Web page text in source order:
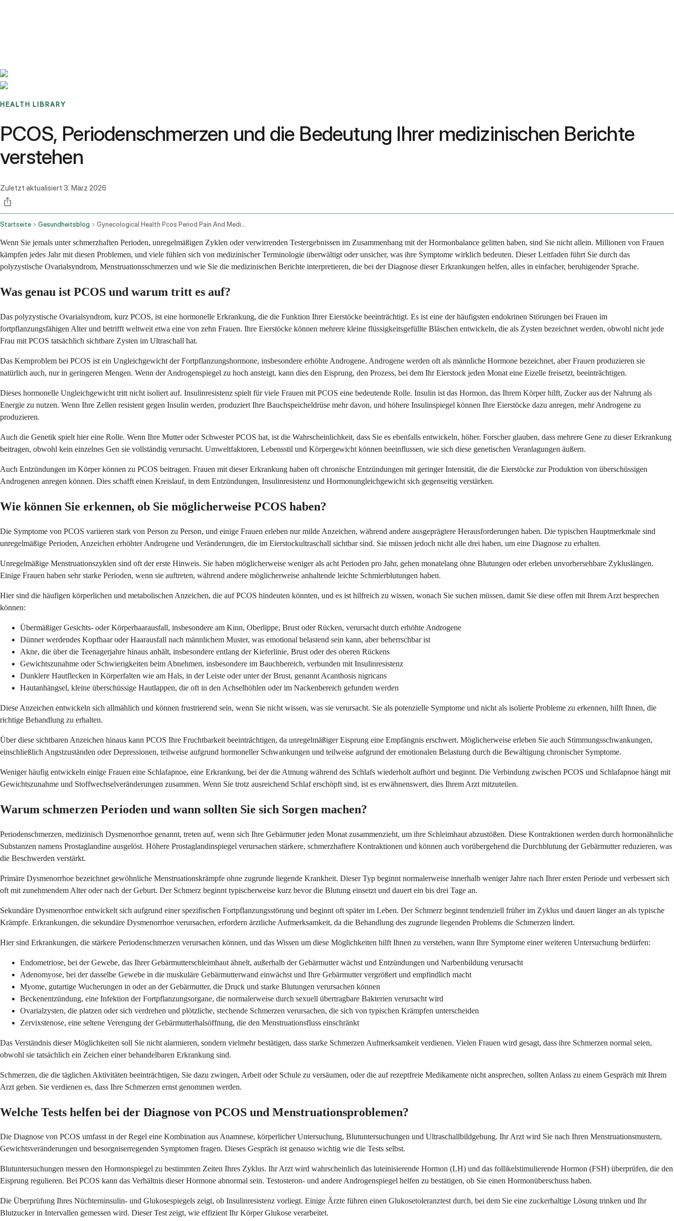
HEALTH LIBRARY
PCOS, Periodenschmerzen und die Bedeutung Ihrer medizinischen Berichte
verstehen
Zuletzt aktualisiert 3. März 2026
Startseite Gesundheitsblog Gynecological Health Pcos Period Pain And Medical Report Guidance
Wenn Sie jemals unter schmerzhaften Perioden, unregelmäßigen Zyklen oder verwirrenden Testergebnissen im Zusammenhang mit der Hormonbalance gelitten haben, sind Sie nicht allein. Millionen von Frauen
kämpfen jedes Jahr mit diesen Problemen, und viele fühlen sich von medizinischer Terminologie überwältigt oder unsicher, was ihre Symptome wirklich bedeuten. Dieser Leitfaden führt Sie durch das
polyzystische Ovarialsyndrom, Menstruationsschmerzen und wie Sie die medizinischen Berichte interpretieren, die bei der Diagnose dieser Erkrankungen helfen, alles in einfacher, beruhigender Sprache.
Was genau ist PCOS und warum tritt es auf?
Das polyzystische Ovarialsyndrom, kurz PCOS, ist eine hormonelle Erkrankung, die die Funktion Ihrer Eierstöcke beeinträchtigt. Es ist eine der häufigsten endokrinen Störungen bei Frauen im
fortpflanzungsfähigen Alter und betrifft weltweit etwa eine von zehn Frauen. Ihre Eierstöcke können mehrere kleine flüssigkeitsgefüllte Bläschen entwickeln, die als Zysten bezeichnet werden, obwohl nicht jede
Frau mit PCOS tatsächlich sichtbare Zysten im Ultraschall hat.
Das Kernproblem bei PCOS ist ein Ungleichgewicht der Fortpflanzungshormone, insbesondere erhöhte Androgene. Androgene werden oft als männliche Hormone bezeichnet, aber Frauen produzieren sie
natürlich auch, nur in geringeren Mengen. Wenn der Androgenspiegel zu hoch ansteigt, kann dies den Eisprung, den Prozess, bei dem Ihr Eierstock jeden Monat eine Eizelle freisetzt, beeinträchtigen.
Dieses hormonelle Ungleichgewicht tritt nicht isoliert auf. Insulinresistenz spielt für viele Frauen mit PCOS eine bedeutende Rolle. Insulin ist das Hormon, das Ihrem Körper hilft, Zucker aus der Nahrung als
Energie zu nutzen. Wenn Ihre Zellen resistent gegen Insulin werden, produziert Ihre Bauchspeicheldrüse mehr davon, und höhere Insulinspiegel können Ihre Eierstöcke dazu anregen, mehr Androgene zu
produzieren.
Auch die Genetik spielt hier eine Rolle. Wenn Ihre Mutter oder Schwester PCOS hat, ist die Wahrscheinlichkeit, dass Sie es ebenfalls entwickeln, höher. Forscher glauben, dass mehrere Gene zu dieser Erkrankung
beitragen, obwohl kein einzelnes Gen sie vollständig verursacht. Umweltfaktoren, Lebensstil und Körpergewicht können beeinflussen, wie sich diese genetischen Veranlagungen äußern.
Auch Entzündungen im Körper können zu PCOS beitragen. Frauen mit dieser Erkrankung haben oft chronische Entzündungen mit geringer Intensität, die die Eierstöcke zur Produktion von überschüssigen
Androgenen anregen können. Dies schafft einen Kreislauf, in dem Entzündungen, Insulinresistenz und Hormonungleichgewicht sich gegenseitig verstärken.
Wie können Sie erkennen, ob Sie möglicherweise PCOS haben?
Die Symptome von PCOS variieren stark von Person zu Person, und einige Frauen erleben nur milde Anzeichen, während andere ausgeprägtere Herausforderungen haben. Die typischen Hauptmerkmale sind
unregelmäßige Perioden, Anzeichen erhöhter Androgene und Veränderungen, die im Eierstockultraschall sichtbar sind. Sie müssen jedoch nicht alle drei haben, um eine Diagnose zu erhalten.
Unregelmäßige Menstruationszyklen sind oft der erste Hinweis. Sie haben möglicherweise weniger als acht Perioden pro Jahr, gehen monatelang ohne Blutungen oder erleben unvorhersehbare Zykluslängen.
Einige Frauen haben sehr starke Perioden, wenn sie auftreten, während andere möglicherweise anhaltende leichte Schmierblutungen haben.
Hier sind die häufigen körperlichen und metabolischen Anzeichen, die auf PCOS hindeuten könnten, und es ist hilfreich zu wissen, wonach Sie suchen müssen, damit Sie diese offen mit Ihrem Arzt besprechen
können:
Übermäßiger Gesichts- oder Körperhaarausfall, insbesondere am Kinn, Oberlippe, Brust oder Rücken, verursacht durch erhöhte Androgene
Dünner werdendes Kopfhaar oder Haarausfall nach männlichem Muster, was emotional belastend sein kann, aber beherrschbar ist
Akne, die über die Teenagerjahre hinaus anhält, insbesondere entlang der Kieferlinie, Brust oder des oberen Rückens
Gewichtszunahme oder Schwierigkeiten beim Abnehmen, insbesondere im Bauchbereich, verbunden mit Insulinresistenz
Dunklere Hautflecken in Körperfalten wie am Hals, in der Leiste oder unter der Brust, genannt Acanthosis nigricans
Hautanhängsel, kleine überschüssige Hautlappen, die oft in den Achselhöhlen oder im Nackenbereich gefunden werden
Diese Anzeichen entwickeln sich allmählich und können frustrierend sein, wenn Sie nicht wissen, was sie verursacht. Sie als potenzielle Symptome und nicht als isolierte Probleme zu erkennen, hilft Ihnen, die
richtige Behandlung zu erhalten.
Über diese sichtbaren Anzeichen hinaus kann PCOS Ihre Fruchtbarkeit beeinträchtigen, da unregelmäßiger Eisprung eine Empfängnis erschwert. Möglicherweise erleben Sie auch Stimmungsschwankungen,
einschließlich Angstzuständen oder Depressionen, teilweise aufgrund hormoneller Schwankungen und teilweise aufgrund der emotionalen Belastung durch die Bewältigung chronischer Symptome.
Weniger häufig entwickeln einige Frauen eine Schlafapnoe, eine Erkrankung, bei der die Atmung während des Schlafs wiederholt aufhört und beginnt. Die Verbindung zwischen PCOS und Schlafapnoe hängt mit
Gewichtszunahme und Stoffwechselveränderungen zusammen. Wenn Sie trotz ausreichend Schlaf erschöpft sind, ist es erwähnenswert, dies Ihrem Arzt mitzuteilen.
Warum schmerzen Perioden und wann sollten Sie sich Sorgen machen?
Periodenschmerzen, medizinisch Dysmenorrhoe genannt, treten auf, wenn sich Ihre Gebärmutter jeden Monat zusammenzieht, um ihre Schleimhaut abzustößen. Diese Kontraktionen werden durch hormonähnliche
Substanzen namens Prostaglandine ausgelöst. Höhere Prostaglandinspiegel verursachen stärkere, schmerzhaftere Kontraktionen und können auch vorübergehend die Durchblutung der Gebärmutter reduzieren, was
die Beschwerden verstärkt.
Primäre Dysmenorrhoe bezeichnet gewöhnliche Menstruationskrämpfe ohne zugrunde liegende Krankheit. Dieser Typ beginnt normalerweise innerhalb weniger Jahre nach Ihrer ersten Periode und verbessert sich
oft mit zunehmendem Alter oder nach der Geburt. Der Schmerz beginnt typischerweise kurz bevor die Blutung einsetzt und dauert ein bis drei Tage an.
Sekundäre Dysmenorrhoe entwickelt sich aufgrund einer spezifischen Fortpflanzungsstörung und beginnt oft später im Leben. Der Schmerz beginnt tendenziell früher im Zyklus und dauert länger an als typische
Krämpfe. Erkrankungen, die sekundäre Dysmenorrhoe verursachen, erfordern ärztliche Aufmerksamkeit, da die Behandlung des zugrunde liegenden Problems die Schmerzen lindert.
Hier sind Erkrankungen, die stärkere Periodenschmerzen verursachen können, und das Wissen um diese Möglichkeiten hilft Ihnen zu verstehen, wann Ihre Symptome einer weiteren Untersuchung bedürfen:
Endometriose, bei der Gewebe, das Ihrer Gebärmutterschleimhaut ähnelt, außerhalb der Gebärmutter wächst und Entzündungen und Narbenbildung verursacht
Adenomyose, bei der dasselbe Gewebe in die muskuläre Gebärmutterwand einwächst und Ihre Gebärmutter vergrößert und empfindlich macht
Myome, gutartige Wucherungen in oder an der Gebärmutter, die Druck und starke Blutungen verursachen können
Beckenentzündung, eine Infektion der Fortpflanzungsorgane, die normalerweise durch sexuell übertragbare Bakterien verursacht wird
Ovarialzysten, die platzen oder sich verdrehen und plötzliche, stechende Schmerzen verursachen, die sich von typischen Krämpfen unterscheiden
Zervixstenose, eine seltene Verengung der Gebärmutterhalsöffnung, die den Menstruationsfluss einschränkt
Das Verständnis dieser Möglichkeiten soll Sie nicht alarmieren, sondern vielmehr bestätigen, dass starke Schmerzen Aufmerksamkeit verdienen. Vielen Frauen wird gesagt, dass ihre Schmerzen normal seien,
obwohl sie tatsächlich ein Zeichen einer behandelbaren Erkrankung sind.
Schmerzen, die die täglichen Aktivitäten beeinträchtigen, Sie dazu zwingen, Arbeit oder Schule zu versäumen, oder die auf rezeptfreie Medikamente nicht ansprechen, sollten Anlass zu einem Gespräch mit Ihrem
Arzt geben. Sie verdienen es, dass Ihre Schmerzen ernst genommen werden.
Welche Tests helfen bei der Diagnose von PCOS und Menstruationsproblemen?
Die Diagnose von PCOS umfasst in der Regel eine Kombination aus Anamnese, körperlicher Untersuchung, Blutuntersuchungen und Ultraschallbildgebung. Ihr Arzt wird Sie nach Ihren Menstruationsmustern,
Gewichtsveränderungen und besorgniserregenden Symptomen fragen. Dieses Gespräch ist genauso wichtig wie die Tests selbst.
Blutuntersuchungen messen den Hormonspiegel zu bestimmten Zeiten Ihres Zyklus. Ihr Arzt wird wahrscheinlich das luteinisierende Hormon (LH) und das follikelstimulierende Hormon (FSH) überprüfen, die den
Eisprung regulieren. Bei PCOS kann das Verhältnis dieser Hormone abnormal sein. Testosteron- und andere Androgenspiegel helfen zu bestätigen, ob Sie einen Hormonüberschuss haben.
Die Überprüfung Ihres Nüchterninsulin- und Glukosespiegels zeigt, ob Insulinresistenz vorliegt. Einige Ärzte führen einen Glukosetoleranztest durch, bei dem Sie eine zuckerhaltige Lösung trinken und Ihr
Blutzucker in Intervallen gemessen wird. Dieser Test zeigt, wie effizient Ihr Körper Glukose verarbeitet.